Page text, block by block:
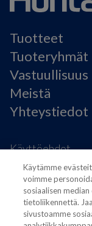
Tuotteet
Tuoteryhmät
Vastuullisuus
Meistä
Yhteystiedot
Käyttöehdot
Modern slavery
Yleiset osto- ja
Evästeasetukset
Käytämme
voimme
sosiaalisen
tietoliikennettä.
sivustoamme